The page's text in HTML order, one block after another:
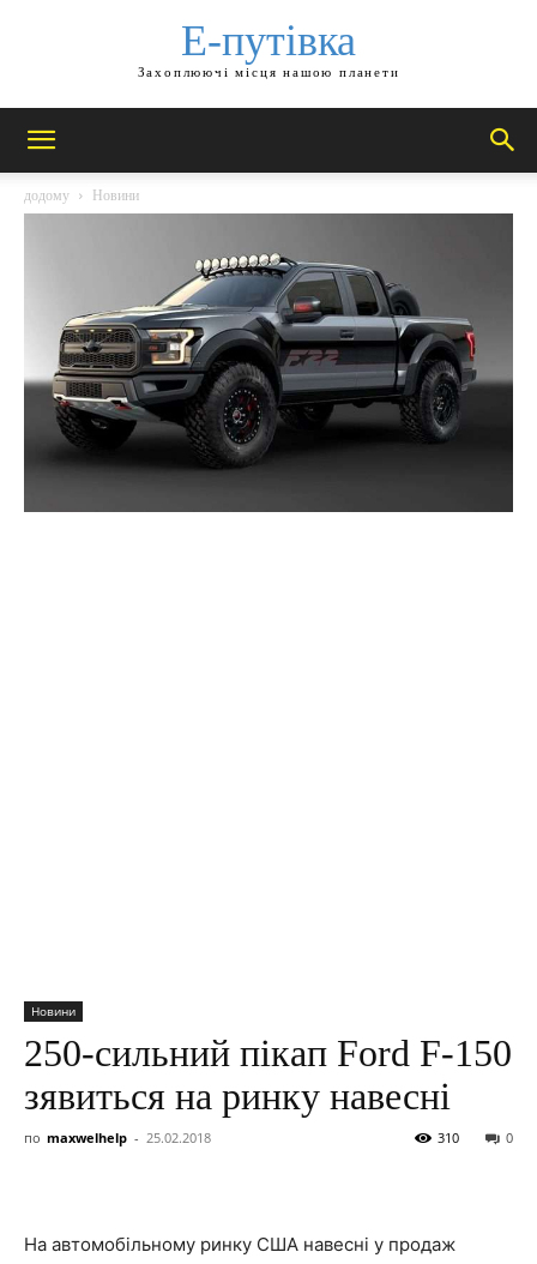
Е-путівка
Захоплюючі місця нашою планети
додому Новини
Новини
250-сильний пікап Ford F-150
зявиться на ринку навесні
по maxwelhelp - 25.02.2018 0
310
На автомобільному ринку США навесні у продаж